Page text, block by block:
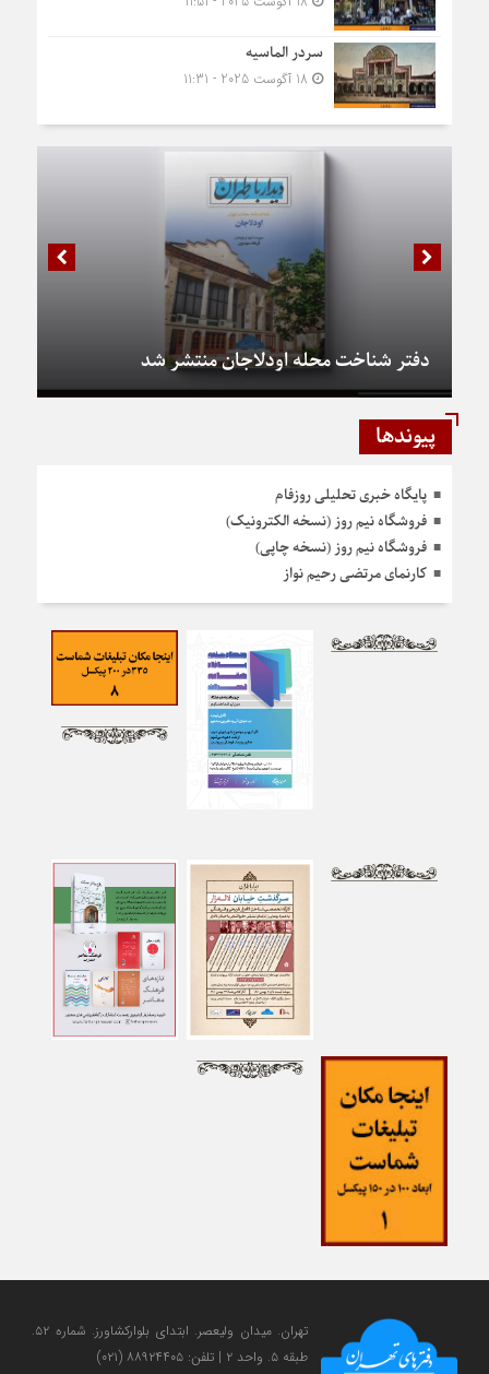
سردر الماسیه
دفتر شناخت محله اودلاجان منتشر شد
پیوندها
پایگاه خبری تحلیلی روزفام
فروشگاه نیم روز (نسخه الکترونیک)
فروشگاه نیم روز (نسخه چاپی)
کارنمای مرتضی رحیم نواز
تهران. میدان ولی‎عصر. ابتدای بلوارکشاورز. شماره ۵۲.
طبقه ۵. واحد ۲ | تلفن: ۸۸۹۲۴۴۰۵ (۰۲۱)